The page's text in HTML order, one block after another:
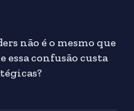
não é o mesmo que
essa confusão custa